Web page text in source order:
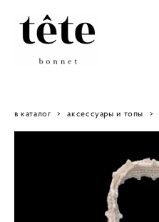
в каталог > аксессуары и топы >